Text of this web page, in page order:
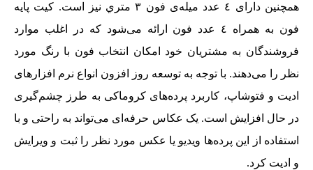
همچنین دارای ٤ عدد میله‌ی فون ٣ متري نیز است. کیت پایه
فون به همراه ٤ عدد فون ارائه می‌شود که در اغلب موارد
فروشندگان به مشتریان خود امکان انتخاب فون با رنگ مورد
نظر را می‌دهند. با توجه به توسعه روز افزون انواع نرم‌ افزارهای
ادیت و فتوشاپ، کاربرد پرده‌های کروماکی به طرز چشم‌گیری
در حال افزایش است. یک عکاس حرفه‌ای می‌تواند به راحتی و با
استفاده از این پرده‌ها ویدیو یا عکس مورد نظر را ثبت و ویرایش
و ادیت کرد.